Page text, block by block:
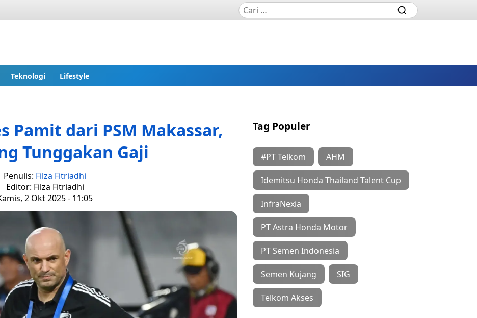
Teknologi Lifestyle
Pamit dari PSM Makassar,
Tunggakan Gaji
Penulis: Filza Fitriadhi
Editor: Filza Fitriadhi
2 Okt 2025 - 11:05
Tag Populer
#PT Telkom AHM
Idemitsu Honda Thailand Talent Cup
InfraNexia
PT Astra Honda Motor
PT Semen Indonesia
Semen Kujang SIG
Telkom Akses